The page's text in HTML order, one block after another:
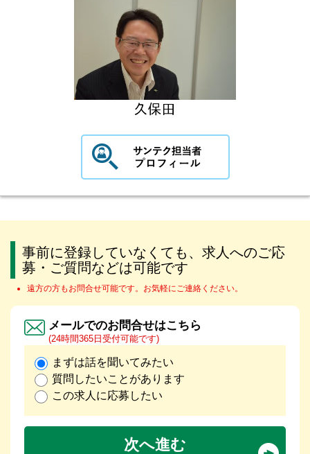
事前に登録していなくても、求人へのご応
募・ご質問などは可能です
遠方の方もお問合せ可能です。お気軽にご連絡ください。
メールでのお問合せはこちら
(24時間365日受付可能です)
まずは話を聞いてみたい
質問したいことがあります
この求人に応募したい
次へ進む